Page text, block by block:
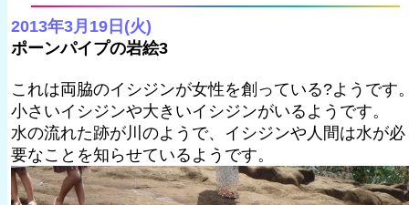
2013年3月19日(火)
ポーンパイプの岩絵3
これは両脇のイシジンが女性を創っている?ようです
小さいイシジンや大きいイシジンがいるようです。
水の流れた跡が川のようで、イシジンや人間は水が必
要なことを知らせているようです。